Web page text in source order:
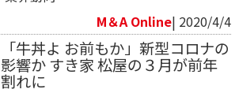
M＆A Online| 2020/4/4
「牛丼よ お前もか」新型コロナの
影響か すき家 松屋の３月が前年
割れに